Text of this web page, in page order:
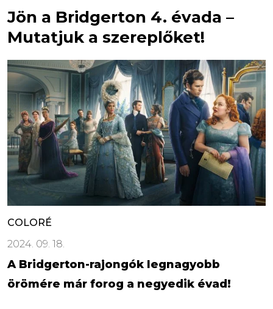
Jön a Bridgerton 4. évada –
Mutatjuk a szereplőket!
COLORÉ
2024. 09. 18.
A Bridgerton-rajongók legnagyobb
örömére már forog a negyedik évad!